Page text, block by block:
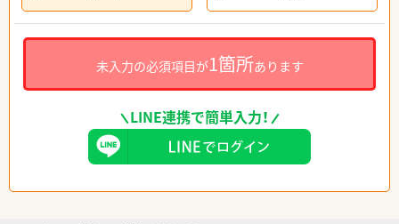
未入力の必須項目が1箇所あります
LINE連携で簡単入力！